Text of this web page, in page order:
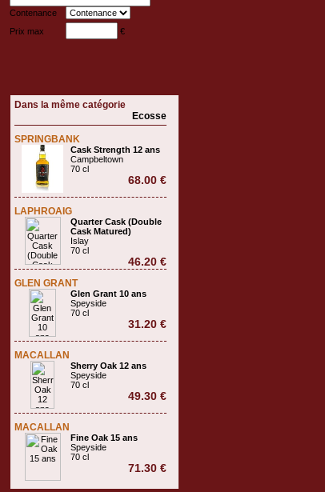
Contenance
Prix max
€
Dans la même catégorie
Ecosse
SPRINGBANK
Cask Strength 12 ans
Campbeltown
70 cl
68.00 €
LAPHROAIG
Quarter Cask (Double
Cask Matured)
Islay
70 cl
46.20 €
GLEN GRANT
Glen Grant 10 ans
Speyside
70 cl
31.20 €
MACALLAN
Sherry Oak 12 ans
Speyside
70 cl
49.30 €
MACALLAN
Fine Oak 15 ans
Speyside
70 cl
71.30 €